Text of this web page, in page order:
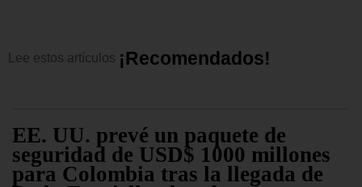
Lee estos artículos ¡Recomendados!
EE. UU. prevé un paquete de
seguridad de USD$ 1000 millones
para Colombia tras la llegada de